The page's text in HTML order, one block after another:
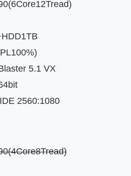
5.1 VX
2560:1080